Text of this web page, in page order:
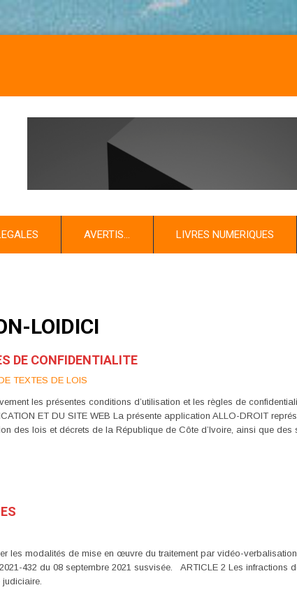
AVERTIS… LIVRES NUMERIQUES
LOIDICI
DE CONFIDENTIALITE
TEXTES DE LOIS
les présentes conditions d’utilisation et les règles de
ET DU SITE WEB La présente application ALLO-DROIT
des lois et décrets de la République de Côte d’Ivoire, ainsi que des
les modalités de mise en œuvre du traitement par vidéo-
432 du 08 septembre 2021 susvisée. ARTICLE 2 Les infractions